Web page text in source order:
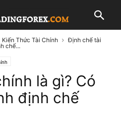
Kiến Thức Tài Chính
Định chế tài
chế...
là gì? Có
định chế